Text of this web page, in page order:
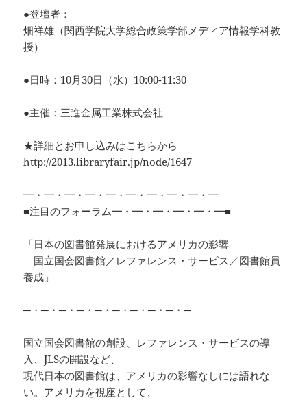
●登壇者：
畑祥雄（関西学院大学総合政策学部メディア情報学科教
授）
●日時：10月30日（水）10:00-11:30
●主催：三進金属工業株式会社
★詳細とお申し込みはこちらから
http://2013.libraryfair.jp/node/1647
━・━・━・━・━・━・━・━・━・━
■注目のフォーラム━・━・━・━・━・━■
「日本の図書館発展におけるアメリカの影響
―国立国会図書館／レファレンス・サービス／図書館員
養成」
─・─・─・─・─・─・─・─・─・─
国立国会図書館の創設、レファレンス・サービスの導
入、JLSの開設など、
現代日本の図書館は、アメリカの影響なしには語れな
い。アメリカを視座として、